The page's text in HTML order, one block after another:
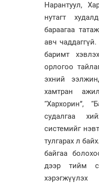
Нарантуул,
нутагт
бараагаа
авч
баримт
орлогоо
эхний
хамтран
“Хархорин”,
судалгаа
системийг
тулгарах л
байгаа
дээр тийм